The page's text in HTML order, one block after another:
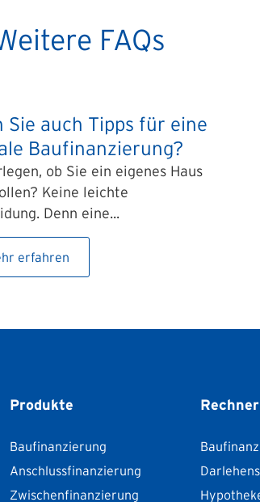
FAQs
Sie auch Tipps für eine
Baufinanzierung?
ob Sie ein eigenes Haus
Keine leichte
Denn eine...
erfahren
Produkte
Baufinanzierung
Anschlussfinanzierung
Zwischenfinanzierung
Rechner